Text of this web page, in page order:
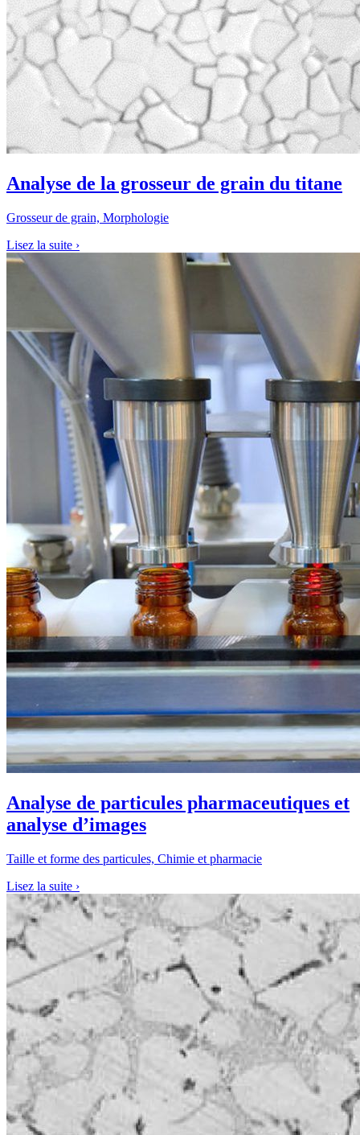
Analyse de la grosseur de grain du titane
Grosseur de grain, Morphologie
Lisez la suite ›
Analyse de particules pharmaceutiques et
analyse d’images
Taille et forme des particules, Chimie et pharmacie
Lisez la suite ›